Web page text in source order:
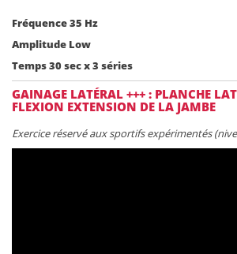
Fréquence 35 Hz
Amplitude Low
Temps 30 sec x 3 séries
GAINAGE LATÉRAL +++ : PLANCHE
FLEXION EXTENSION DE LA JAMBE
Exercice réservé aux sportifs expérimentés